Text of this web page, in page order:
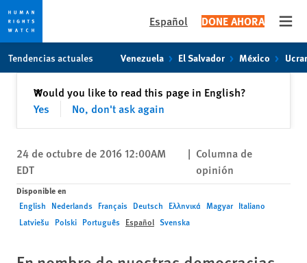
content
Español DONE AHORA
Tendencias actuales Venezuela El Salvador México
Would you like to read this page in English?
Yes
No, don't ask again
✕Cerrar
24 de octubre de 2016 12:00AM
EDT
| Columna de
opinión
Disponible en
English Nederlands Français Deutsch Ελληνικά Magyar Italiano
Latviešu Polski Português Español Svenska